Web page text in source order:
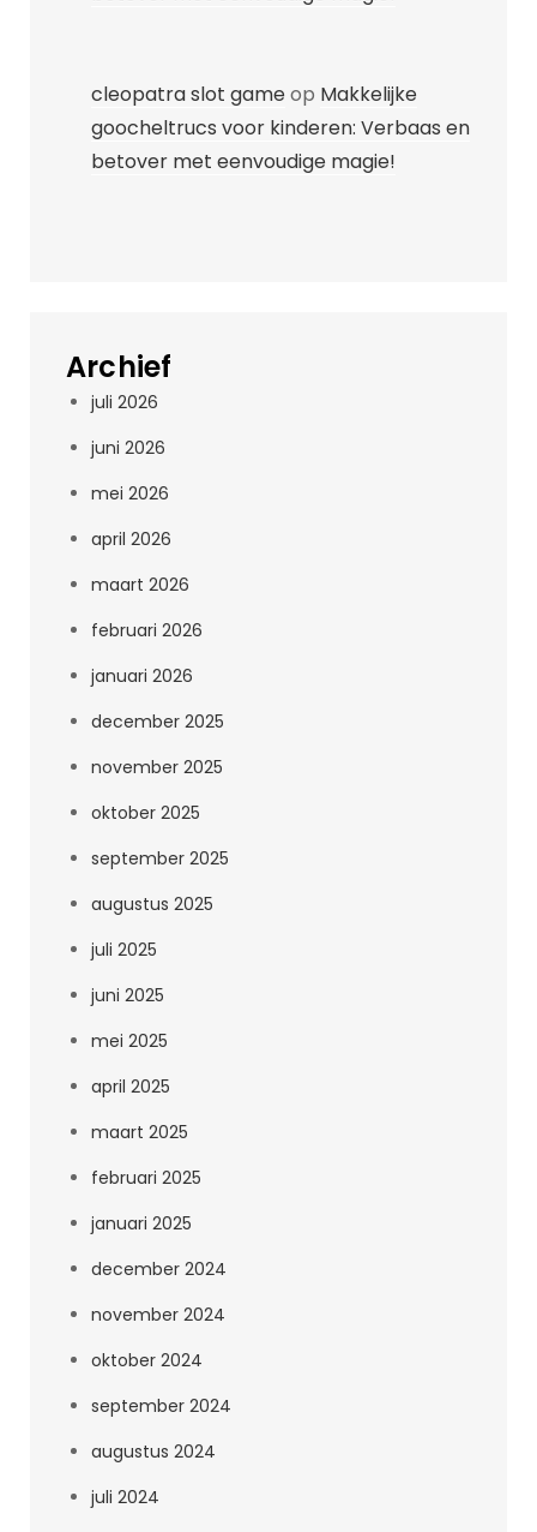
cleopatra slot gameop Makkelijke
goocheltrucs voor kinderen: Verbaas en
betover met eenvoudige magie!
Archief
juli 2026
juni 2026
mei 2026
april 2026
maart 2026
februari 2026
januari 2026
december 2025
november 2025
oktober 2025
september 2025
augustus 2025
juli 2025
juni 2025
mei 2025
april 2025
maart 2025
februari 2025
januari 2025
december 2024
november 2024
oktober 2024
september 2024
augustus 2024
juli 2024